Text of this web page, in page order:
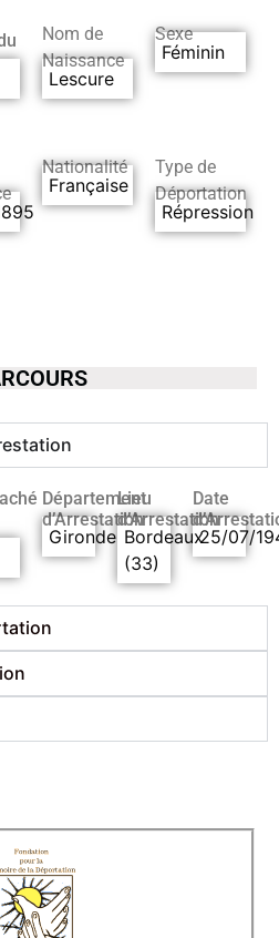
Nom de
Naissance
Lescure
Sexe
Féminin
Nationalité
Française
Type de
Déportation
Répression
Département
d’Arrestation
Gironde
Lieu
d’Arrestation
Bordeaux
(33)
Date
25/07/